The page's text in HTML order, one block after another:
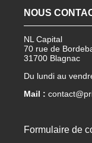
NOUS
NL Capital
70 rue de
31700 Blagnac
Du lundi au
Mail :
Formulaire de